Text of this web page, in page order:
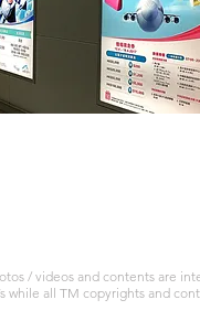
/ videos and contents are
while all TM copyrights and